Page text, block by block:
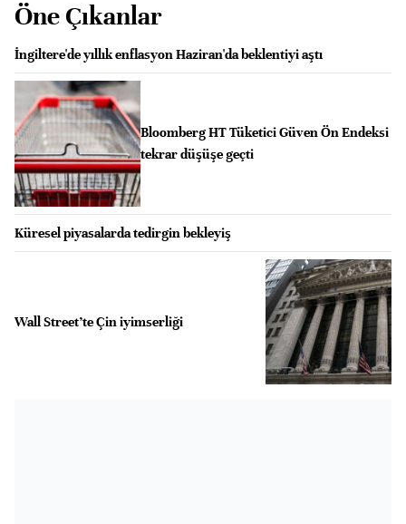
Öne Çıkanlar
İngiltere'de yıllık enflasyon Haziran'da beklentiyi aştı
Bloomberg HT Tüketici Güven Ön Endeksi
tekrar düşüşe geçti
Küresel piyasalarda tedirgin bekleyiş
Wall Street’te Çin iyimserliği